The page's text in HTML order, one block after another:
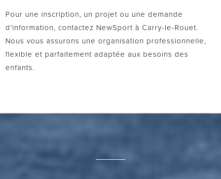
Pour une inscription, un projet ou une demande
d’information, contactez NewSport à Carry-le-Rouet.
Nous vous assurons une organisation professionnelle,
flexible et parfaitement adaptée aux besoins des
enfants.